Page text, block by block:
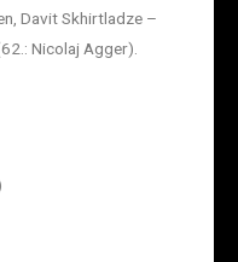
Davit Skhirtladze –
Nicolaj Agger).